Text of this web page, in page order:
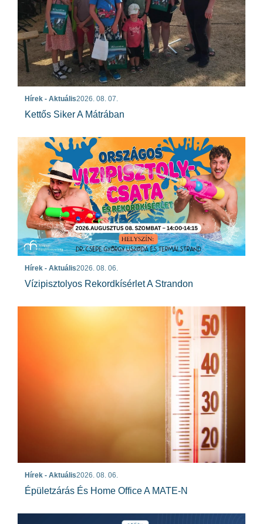
Hírek - Aktuális2026. 08. 07.
Kettős Siker A Mátrában
Hírek - Aktuális2026. 08. 06.
Vízipisztolyos Rekordkísérlet A Strandon
Hírek - Aktuális2026. 08. 06.
Épületzárás És Home Office A MATE-N